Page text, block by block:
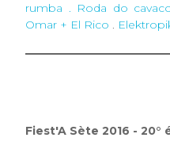
rumba . Roda do
Omar + El Rico .
Fiest'A Sète 2016 - 20°